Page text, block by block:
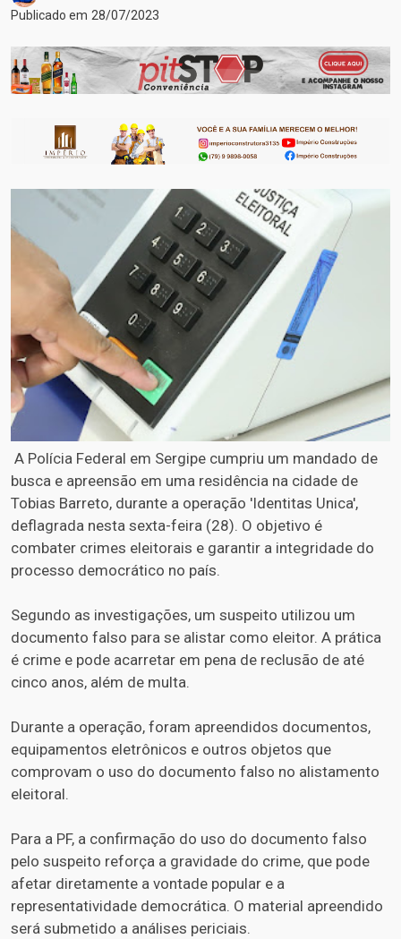
Publicado em 28/07/2023
A Polícia Federal em Sergipe cumpriu um mandado de
busca e apreensão em uma residência na cidade de
Tobias Barreto, durante a operação 'Identitas Unica',
deflagrada nesta sexta-feira (28). O objetivo é
combater crimes eleitorais e garantir a integridade do
processo democrático no país.
Segundo as investigações, um suspeito utilizou um
documento falso para se alistar como eleitor. A prática
é crime e pode acarretar em pena de reclusão de até
cinco anos, além de multa.
Durante a operação, foram apreendidos documentos,
equipamentos eletrônicos e outros objetos que
comprovam o uso do documento falso no alistamento
eleitoral.
Para a PF, a confirmação do uso do documento falso
pelo suspeito reforça a gravidade do crime, que pode
afetar diretamente a vontade popular e a
representatividade democrática. O material apreendido
será submetido a análises periciais.